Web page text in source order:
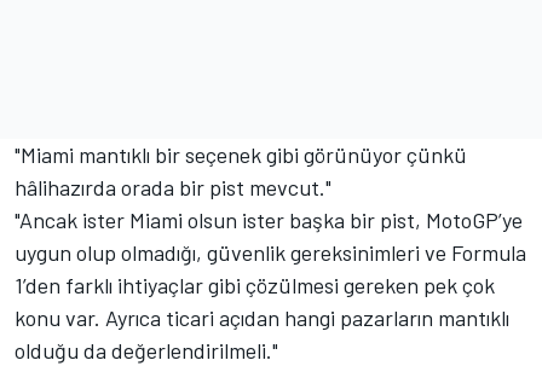
"Miami mantıklı bir seçenek gibi görünüyor çünkü
hâlihazırda orada bir pist mevcut."
"Ancak ister Miami olsun ister başka bir pist, MotoGP’ye
uygun olup olmadığı, güvenlik gereksinimleri ve Formula
1’den farklı ihtiyaçlar gibi çözülmesi gereken pek çok
konu var. Ayrıca ticari açıdan hangi pazarların mantıklı
olduğu da değerlendirilmeli."